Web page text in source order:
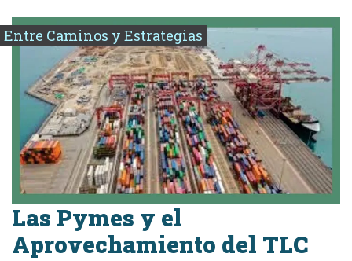
Entre Caminos y Estrategias
Las Pymes y el
Aprovechamiento del TLC